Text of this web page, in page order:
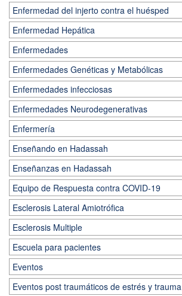
Enfermedad del injerto contra el huésped
Enfermedad Hepática
Enfermedades
Enfermedades Genéticas y Metabólicas
Enfermedades infecciosas
Enfermedades Neurodegenerativas
Enfermería
Enseñando en Hadassah
Enseñanzas en Hadassah
Equipo de Respuesta contra COVID-19
Esclerosis Lateral Amiotrófica
Esclerosis Multiple
Escuela para pacientes
Eventos
Eventos post traumáticos de estrés y trauma